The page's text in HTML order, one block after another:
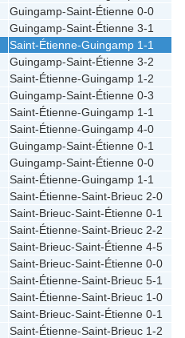
Guingamp-Saint-Étienne 0-0
Guingamp-Saint-Étienne 3-1
Saint-Étienne-Guingamp 1-1
Guingamp-Saint-Étienne 3-2
Saint-Étienne-Guingamp 1-2
Guingamp-Saint-Étienne 0-3
Saint-Étienne-Guingamp 1-1
Saint-Étienne-Guingamp 4-0
Guingamp-Saint-Étienne 0-1
Guingamp-Saint-Étienne 0-0
Saint-Étienne-Guingamp 1-1
Saint-Étienne-Saint-Brieuc 2-0
Saint-Brieuc-Saint-Étienne 0-1
Saint-Étienne-Saint-Brieuc 2-2
Saint-Brieuc-Saint-Étienne 4-5
Saint-Brieuc-Saint-Étienne 0-0
Saint-Étienne-Saint-Brieuc 5-1
Saint-Étienne-Saint-Brieuc 1-0
Saint-Brieuc-Saint-Étienne 0-1
Saint-Étienne-Saint-Brieuc 1-2